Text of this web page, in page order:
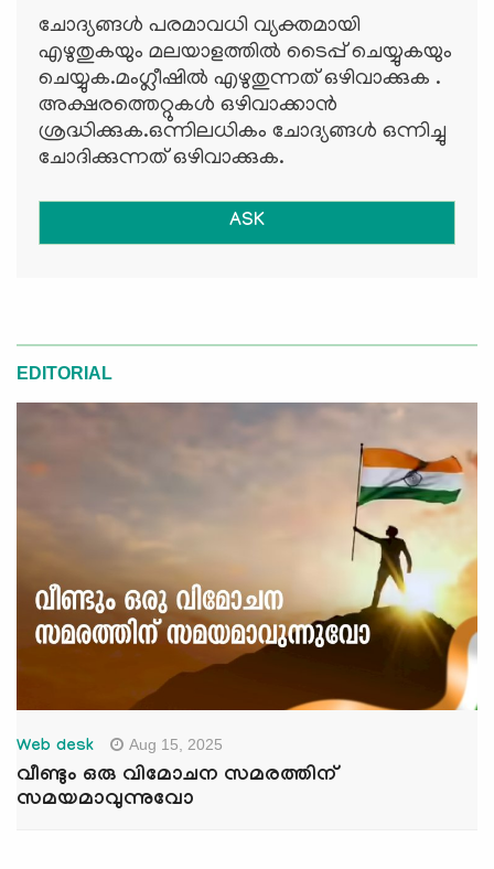
ചോദ്യങ്ങള്‍ പരമാവധി വ്യക്തമായി
എഴുതുകയും മലയാളത്തില്‍ ടൈപ്പ് ചെയ്യുകയും
ചെയ്യുക.മംഗ്ലീഷില്‍ എഴുതുന്നത് ഒഴിവാക്കുക .
അക്ഷരത്തെറ്റുകള്‍ ഒഴിവാക്കാന്‍
ശ്രദ്ധിക്കുക.ഒന്നിലധികം ചോദ്യങ്ങള്‍ ഒന്നിച്ചു
ചോദിക്കുന്നത് ഒഴിവാക്കുക.
ASK
EDITORIAL
Web desk Aug 15, 2025
വീണ്ടും ഒരു വിമോചന സമരത്തിന്
സമയമാവുന്നുവോ